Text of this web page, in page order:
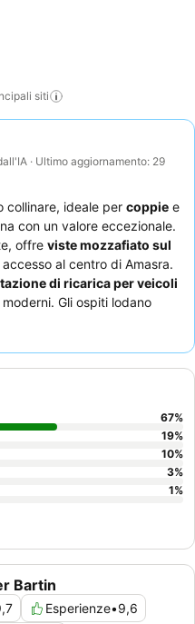
siti
· Ultimo aggiornamento: 29
collinare, ideale per coppie e
con un valore eccezionale.
offre viste mozzafiato sul
al centro di Amasra.
di ricarica per veicoli
Gli ospiti lodano
Bartin
Esperienze•9,6
67%
19%
10%
3%
1%